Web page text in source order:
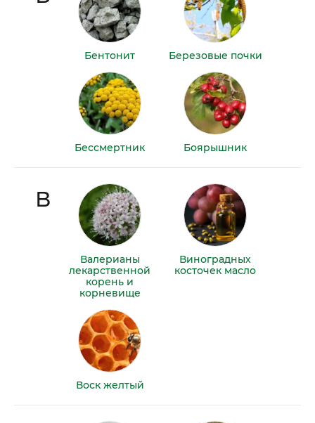
Бентонит Березовые почки
Бессмертник Боярышник
В
Валерианы
лекарственной
корень и
корневище
Виноградных
косточек масло
Воск желтый